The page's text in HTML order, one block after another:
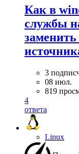
Как в
службы
3
08 июл.
819
4
ответа
Linux